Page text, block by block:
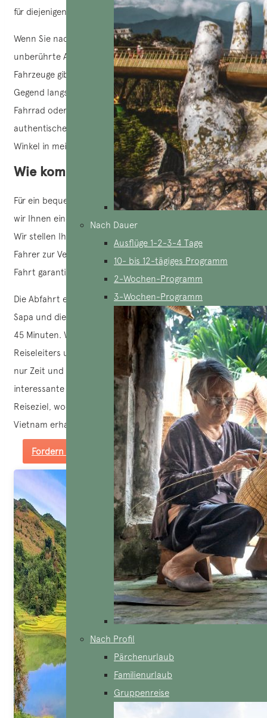
Nach Dauer
Ausflüge 1-2-3-4 Tage
10- bis 12-tägiges Programm
2-Wochen-Programm
3-Wochen-Programm
Nach Profil
Pärchenurlaub
Familienurlaub
Gruppenreise
für diejenigen, die in die lokale Kultur eintauchen möchten.
Wenn Sie nach Bac Ha kommen, werden Sie eine wilde und
unberührte Atmosphäre erleben, in der es nur wenige
Fahrzeuge gibt. Sie können das Vergnügen genießen, die
Gegend langsam zu erkunden, mit dem Motorrad, dem
Fahrrad oder zu Fuß, in Ihrem eigenen Tempo. Eine
authentische Erfahrung, die es mir ermöglichte, jeden
Winkel in meinem eigenen Tempo zu erkunden.
Wie komme ich nach Bac Ha?
Für ein bequemeres und komfortableres Erlebnis bieten
wir Ihnen einen privaten Transportservice nach Bac Ha an.
Wir stellen Ihnen moderne, klimatisierte Fahrzeuge mit
Fahrer zur Verfügung, die eine angenehme und stressfreie
Fahrt garantieren.
Die Abfahrt erfolgt direkt von Ihrem Hotel in Lao Cai oder
Sapa und die Fahrt nach Bac Ha dauert etwa 1 Stunde und
45 Minuten. Wenn Sie sich für den Service eines
Reiseleiters und Chauffeurs entscheiden, sparen Sie nicht
nur Zeit und Geld, sondern erfahren auch viele
interessante Informationen und Anekdoten über das
Reiseziel, wodurch Sie ein besseres Verständnis von
Vietnam erhalten.
Fordern Sie ein maßgeschneidertes Angebot an